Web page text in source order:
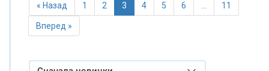
« Назад 1 2 3 4 5 6 … 11
Вперед »